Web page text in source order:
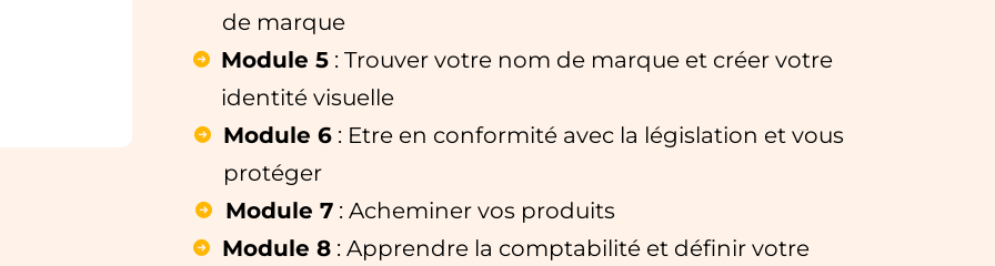
de marque
Module 5 : Trouver votre nom de marque et créer votre
identité visuelle
Module 6: Etre en conformité avec la législation et vous
protéger
Module 7: Acheminer vos produits
Module 8: Apprendre la comptabilité et définir votre